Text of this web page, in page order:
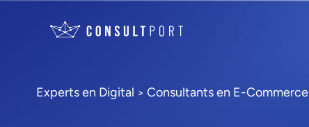
Experts en Digital > Consultants en E-Commerce